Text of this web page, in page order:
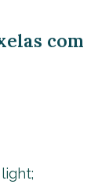
com